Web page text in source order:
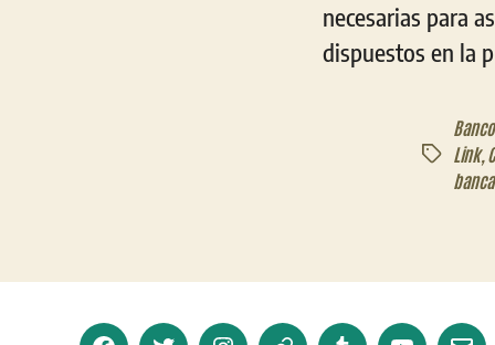
necesarias para
dispuestos en la
Etiquetas
Link,